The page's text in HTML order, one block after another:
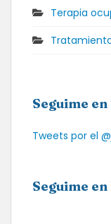
Terapia
Seguime
Tweets por el
Seguime